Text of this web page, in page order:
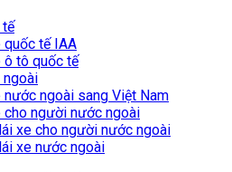
tế IAA
tô quốc tế
ngoài sang Việt Nam
người nước ngoài
xe cho người nước ngoài
xe nước ngoài